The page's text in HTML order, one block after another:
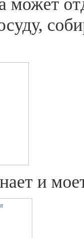
может
и